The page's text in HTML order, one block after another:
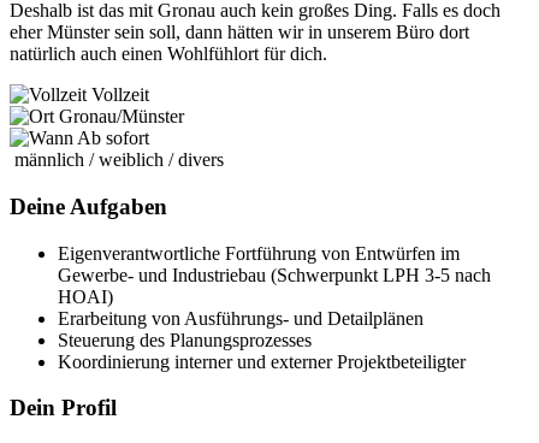
Deshalb ist das mit Gronau auch kein großes Ding. Falls es doch
eher Münster sein soll, dann hätten wir in unserem Büro dort
natürlich auch einen Wohlfühlort für dich.
Vollzeit
Gronau/Münster
Ab sofort
männlich / weiblich / divers
Deine Aufgaben
Eigenverantwortliche Fortführung von Entwürfen im
Gewerbe- und Industriebau (Schwerpunkt LPH 3-5 nach
HOAI)
Erarbeitung von Ausführungs- und Detailplänen
Steuerung des Planungsprozesses
Koordinierung interner und externer Projektbeteiligter
Dein Profil